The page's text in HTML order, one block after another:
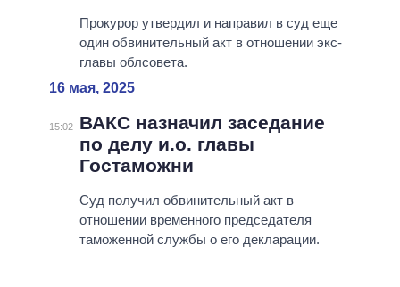
Прокурор утвердил и направил в суд еще
один обвинительный акт в отношении экс-
главы облсовета.
16 мая, 2025
15:02
ВАКС назначил заседание
по делу и.о. главы
Гостаможни
Суд получил обвинительный акт в
отношении временного председателя
таможенной службы о его декларации.